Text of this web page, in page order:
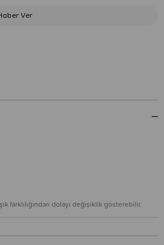
Ver
farklılığından dolayı değişiklik gösterebilir.